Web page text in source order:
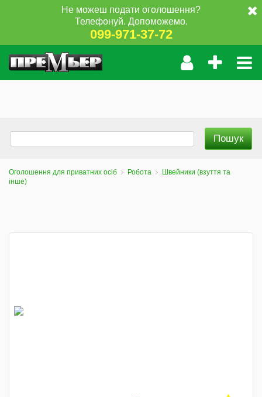
Не можеш подати оголошення?
Телефонуй. Допоможемо.
099-971-37-72
Оголошення для приватних осіб Робота
Швейники (взуття та
інше)